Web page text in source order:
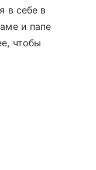
в себе в
и папе
чтобы